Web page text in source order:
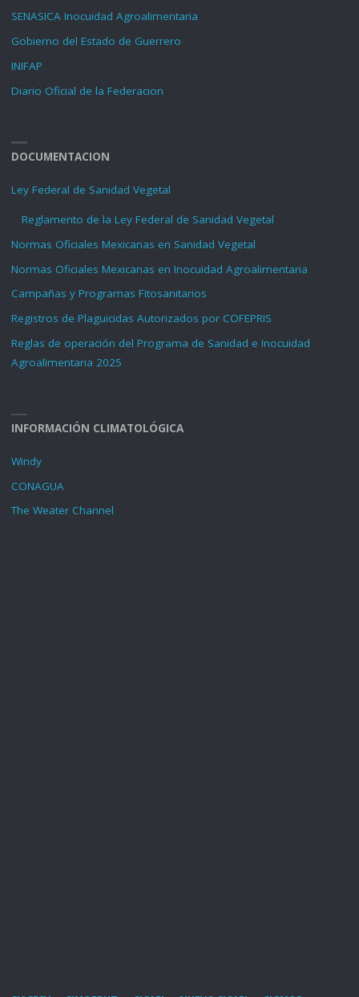
SENASICA Inocuidad Agroalimentaria
Gobierno del Estado de Guerrero
INIFAP
Diario Oficial de la Federacion
DOCUMENTACION
Ley Federal de Sanidad Vegetal
Reglamento de la Ley Federal de Sanidad Vegetal
Normas Oficiales Mexicanas en Sanidad Vegetal
Normas Oficiales Mexicanas en Inocuidad Agroalimentaria
Campañas y Programas Fitosanitarios
Registros de Plaguicidas Autorizados por COFEPRIS
Reglas de operación del Programa de Sanidad e Inocuidad
Agroalimentaria 2025
INFORMACIÓN CLIMATOLÓGICA
Windy
CONAGUA
The Weater Channel